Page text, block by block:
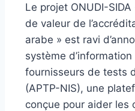
Le projet ONUDI-
de valeur de
arabe » est ravi
système
fournisseurs de tests
(APTP-NIS), une
conçue pour aider les